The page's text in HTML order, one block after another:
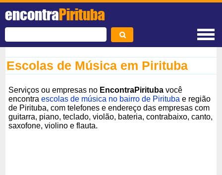
encontraPirituba
Escolas de Música em Pirituba
Serviços ou empresas no EncontraPirituba você
encontraescolas de música no bairro de Pirituba e região
de Pirituba, com telefones e endereço das empresas com
guitarra, piano, teclado, violão, bateria, contrabaixo, canto,
saxofone, violino e flauta.